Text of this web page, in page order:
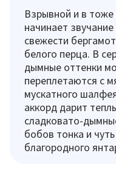
Взрывной и в
начинает
свежести
белого перца. В
дымные оттенки
переплетаются с
мускатного
аккорд дарит
сладковато-
бобов тонка и
благородного